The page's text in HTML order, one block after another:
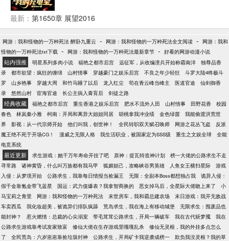
板，从替补席站起，开启属于自己的篮坛神话！
最新： 第1650章 展望2016
网游：我和怪物的一万种死法 醉卧九重云 - 网游：我和怪物的一万种死法全文阅读 -
网游：我和
怪物的一万种死法txt下载 - 网游：我和怪物的一万种死法最新章节 - 好看的网游动漫小说
站内强推 明星系列多肉小说 福艳之都市后宫 远征军，从收编溃兵开始称霸南洋
独尊品香
录
都市欲望：疯狂的缠绵 山村情事 穿越豪门之娱乐后宫 不良之年少轻狂
斗罗大陆4终极斗
罗
山乡艳事 穿越大周 和竹马睡了以后 龙入红尘 苟在青云峰当峰主 医道官途
仙剑御香
录
悠然山村 宦海官途 长公主病入膏肓后 剑徒之路
经典收藏 福艳之都市后宫 重生香港之娱乐后宫 肥水不流外人田 山村情事 田野花香
校园
春色
林岚秦小雅 柯南：开局和离异大姐姐同居 胡桃拿我冲业绩 金色绿茵
我能偷渡洪荒世
界
影视：从一代宗师开始 他们叫我，创世神！ 全民转职双天赋召唤师 网游之花丛飞盗
反派
魔王绝不死于开场CG！
漫威之无限人格 我生活职业，被国家定为SSS级 重生之文娱全球
全能
电竞系统
最近更新 求生游戏：她千万年寿命开挂了吧 原神：提瓦特造神计划
榜一大佬的公路求生不走
寻常路
诸神黄昏，什么叫万族都有我马甲 狐媚妲己，攻略峡谷男英雄 人鱼女王横扫星际
游戏
入侵：从梦境开始
公路求生，我靠每日情报当捡漏王 无限：全副本Boss都想独占我
诡异入侵：
假千金靠氪金带飞蓝星
国运：武力值爆表？我拿智商换的 恶女掉马后，全星际大佬吻上来了
小
马宝莉之青里
网游：我和怪物的一万种死法 末世房车，我和霸总建农场
末日游戏：我开无敌战
车卖西瓜
我化妆超美，被诡异们排队疯舔 荒岛求生，我在海上有移动城堡
无限求生：囤废品也
能封神？
惹火燃情：总裁的心尖溺宠 带毛茸茸公路求生，开局一辆破车 我在古代斩梦魇
我在
公路求生游戏靠考试发家致富
修仙大佬在生存游戏里嘎嘎乱杀
修仙无灵根，我的外挂多点怎么
了
全民荒岛：六岁崽崽靠捡垃圾封神 公路求生，开局矿卡我逆袭成榜一
欺负我没灵根？我的草